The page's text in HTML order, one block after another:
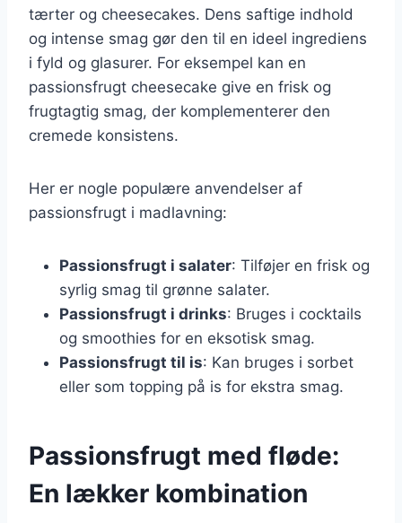
tærter og cheesecakes. Dens saftige indhold
og intense smag gør den til en ideel ingrediens
i fyld og glasurer. For eksempel kan en
passionsfrugt cheesecake give en frisk og
frugtagtig smag, der komplementerer den
cremede konsistens.
Her er nogle populære anvendelser af
passionsfrugt i madlavning:
Passionsfrugt i salater: Tilføjer en frisk og
syrlig smag til grønne salater.
Passionsfrugt i drinks: Bruges i cocktails
og smoothies for en eksotisk smag.
Passionsfrugt til is: Kan bruges i sorbet
eller som topping på is for ekstra smag.
Passionsfrugt med fløde:
En lækker kombination